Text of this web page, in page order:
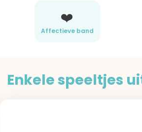
❤️
Affectieve band
Enkele speeltjes